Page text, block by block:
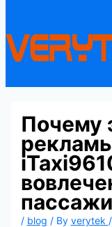
Почему
/ blog / By verytek /